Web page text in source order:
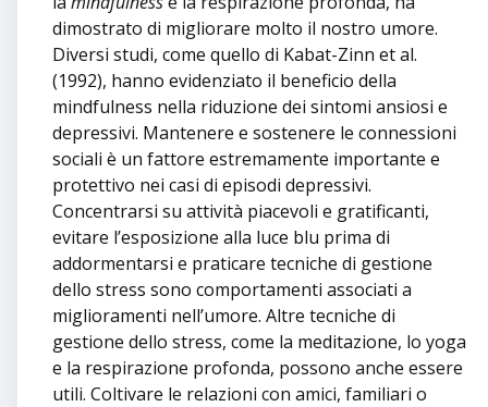
dimostrato di migliorare molto il nostro umore.
Diversi studi, come quello di Kabat-Zinn et al.
(1992), hanno evidenziato il beneficio della
mindfulness nella riduzione dei sintomi ansiosi e
depressivi. Mantenere e sostenere le connessioni
sociali è un fattore estremamente importante e
protettivo nei casi di episodi depressivi.
Concentrarsi su attività piacevoli e gratificanti,
evitare l’esposizione alla luce blu prima di
addormentarsi e praticare tecniche di gestione
dello stress sono comportamenti associati a
miglioramenti nell’umore. Altre tecniche di
gestione dello stress, come la meditazione, lo yoga
e la respirazione profonda, possono anche essere
utili. Coltivare le relazioni con amici, familiari o